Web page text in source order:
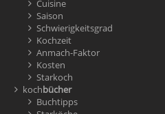
Cuisine
Saison
Schwierigkeitsgrad
Kochzeit
Anmach-Faktor
Kosten
Starkoch
kochbücher
Buchtipps